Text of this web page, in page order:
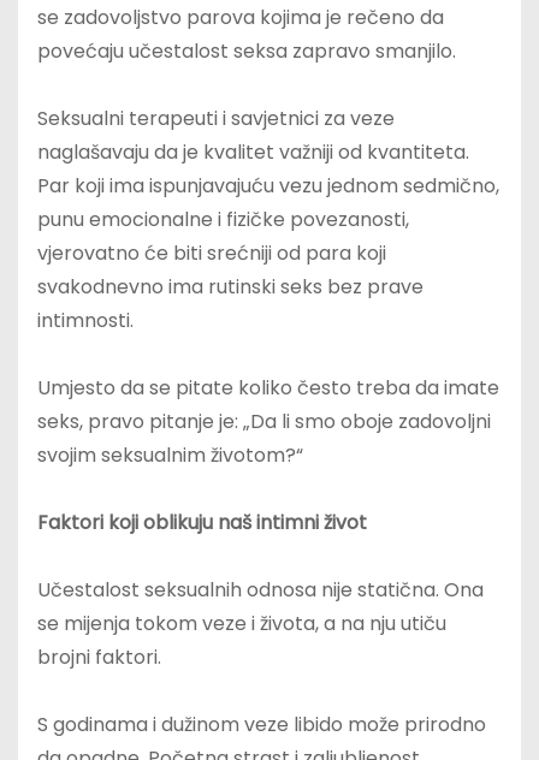
se zadovoljstvo parova kojima je rečeno da
povećaju učestalost seksa zapravo smanjilo.
Seksualni terapeuti i savjetnici za veze
naglašavaju da je kvalitet važniji od kvantiteta.
Par koji ima ispunjavajuću vezu jednom sedmično,
punu emocionalne i fizičke povezanosti,
vjerovatno će biti srećniji od para koji
svakodnevno ima rutinski seks bez prave
intimnosti.
Umjesto da se pitate koliko često treba da imate
seks, pravo pitanje je: „Da li smo oboje zadovoljni
svojim seksualnim životom?“
Faktori koji oblikuju naš intimni život
Učestalost seksualnih odnosa nije statična. Ona
se mijenja tokom veze i života, a na nju utiču
brojni faktori.
S godinama i dužinom veze libido može prirodno